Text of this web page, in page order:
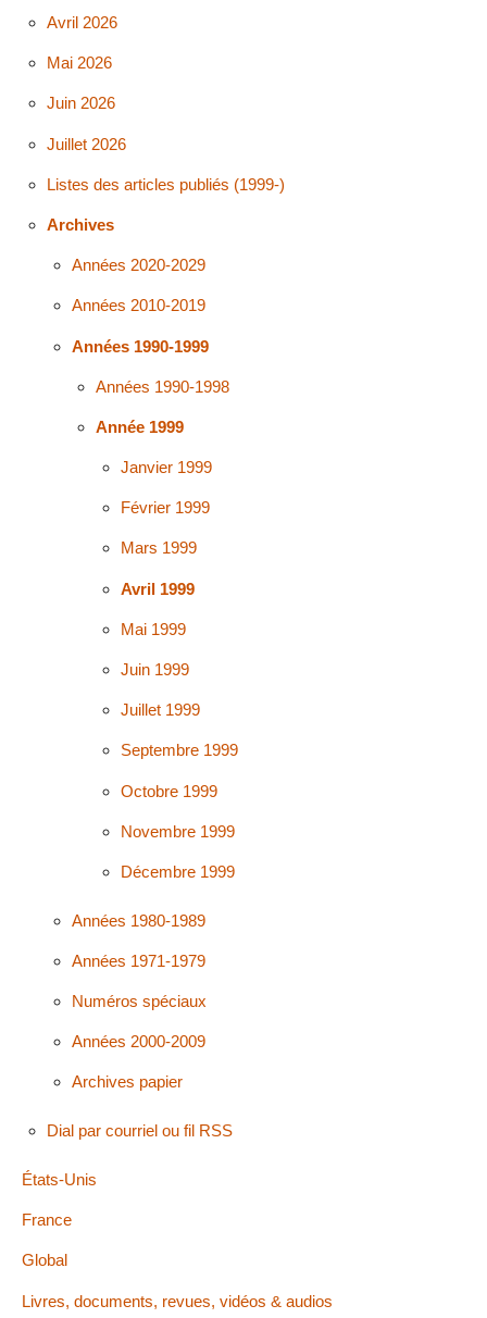
Avril 2026
Mai 2026
Juin 2026
Juillet 2026
Listes des articles publiés (1999-)
Archives
Années 2020-2029
Années 2010-2019
Années 1990-1999
Années 1990-1998
Année 1999
Janvier 1999
Février 1999
Mars 1999
Avril 1999
Mai 1999
Juin 1999
Juillet 1999
Septembre 1999
Octobre 1999
Novembre 1999
Décembre 1999
Années 1980-1989
Années 1971-1979
Numéros spéciaux
Années 2000-2009
Archives papier
Dial par courriel ou fil RSS
États-Unis
France
Global
Livres, documents, revues, vidéos & audios